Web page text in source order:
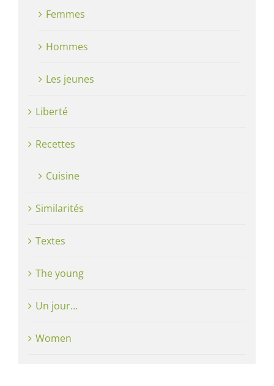
Femmes
Hommes
Les jeunes
Liberté
Recettes
Cuisine
Similarités
Textes
The young
Un jour…
Women